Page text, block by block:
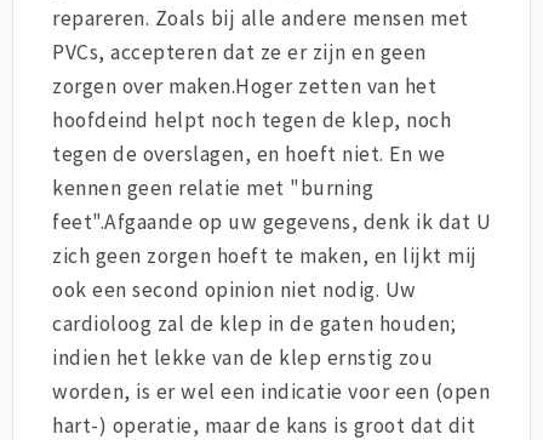
repareren. Zoals bij alle andere mensen met
PVCs, accepteren dat ze er zijn en geen
zorgen over maken.Hoger zetten van het
hoofdeind helpt noch tegen de klep, noch
tegen de overslagen, en hoeft niet. En we
kennen geen relatie met "burning
feet".Afgaande op uw gegevens, denk ik dat U
zich geen zorgen hoeft te maken, en lijkt mij
ook een second opinion niet nodig. Uw
cardioloog zal de klep in de gaten houden;
indien het lekke van de klep ernstig zou
worden, is er wel een indicatie voor een (open
hart-) operatie, maar de kans is groot dat dit